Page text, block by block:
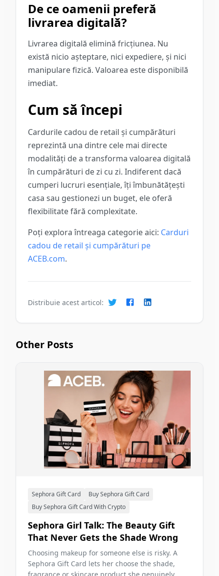
De ce oamenii preferă
livrarea digitală?
Livrarea digitală elimină fricțiunea. Nu
există nicio așteptare, nici expediere, și nici
manipulare fizică. Valoarea este disponibilă
imediat.
Cum să începi
Cardurile cadou de retail și cumpărături
reprezintă una dintre cele mai directe
modalități de a transforma valoarea digitală
în cumpărături de zi cu zi. Indiferent dacă
cumperi lucruri esențiale, îți îmbunătățești
casa sau gestionezi un buget, ele oferă
flexibilitate fără complexitate.
Poți explora întreaga categorie aici: Carduri
cadou de retail și cumpărături pe
ACEB.com.
Distribuie acest articol:
Other Posts
Sephora Gift Card
Buy Sephora Gift Card
Buy Sephora Gift Card With Crypto
Sephora Girl Talk: The Beauty Gift
That Never Gets the Shade Wrong
Choosing makeup for someone else is risky. A
Sephora Gift Card lets her choose the shade,